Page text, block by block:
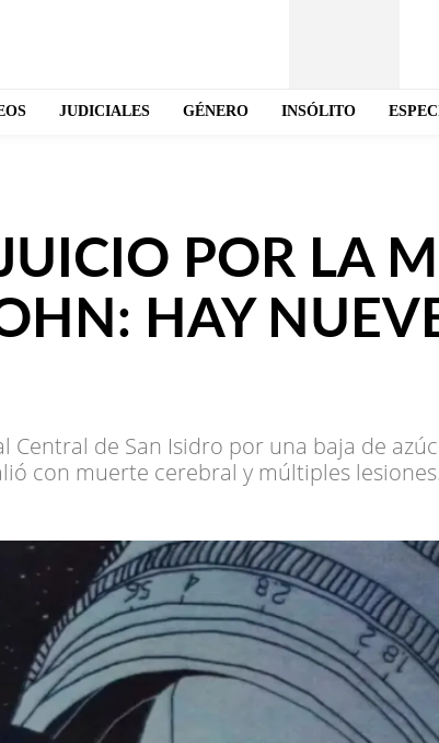
JUDICIALES GÉNERO INSÓLITO
POR LA
HAY
Central de San Isidro por una baja de
con muerte cerebral y múltiples lesiones.